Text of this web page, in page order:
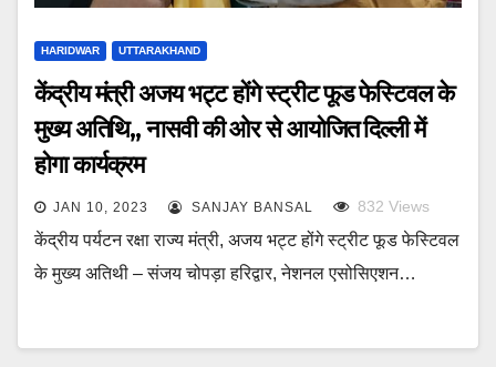
HARIDWAR UTTARAKHAND
केंद्रीय मंत्री अजय भट्ट होंगे स्ट्रीट फूड फेस्टिवल के
मुख्य अतिथि,, नासवी की ओर से आयोजित दिल्ली में
होगा कार्यक्रम
JAN 10, 2023 SANJAY BANSAL 832 Views
केंद्रीय पर्यटन रक्षा राज्य मंत्री, अजय भट्ट होंगे स्ट्रीट फूड फेस्टिवल
के मुख्य अतिथी – संजय चोपड़ा हरिद्वार, नेशनल एसोसिएशन…